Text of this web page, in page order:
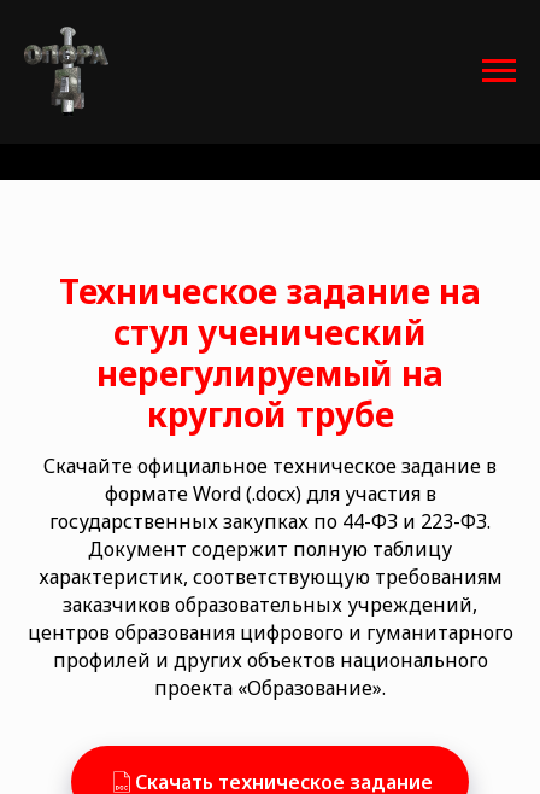
Техническое задание на
стул ученический
нерегулируемый на
круглой трубе
Скачайте официальное техническое задание в
формате Word (.docx) для участия в
государственных закупках по 44-ФЗ и 223-ФЗ.
Документ содержит полную таблицу
характеристик, соответствующую требованиям
заказчиков образовательных учреждений,
центров образования цифрового и гуманитарного
профилей и других объектов национального
проекта «Образование».
Скачать техническое задание